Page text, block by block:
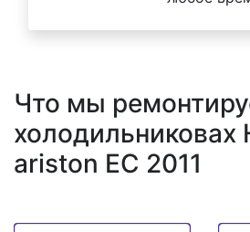
Что мы
холодильниковах
ariston EC 2011